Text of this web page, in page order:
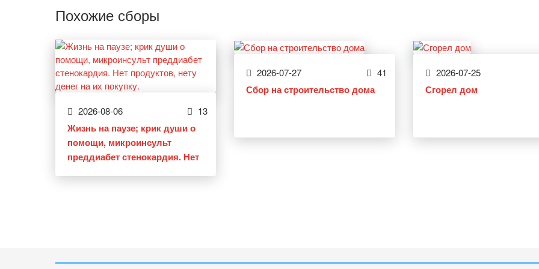
Похожие сборы
2026-08-06 13
Жизнь на паузе; крик души о
помощи, микроинсульт
преддиабет стенокардия. Нет
2026-07-27 41
Сбор на строительство дома
2026-07-25
Сгорел дом